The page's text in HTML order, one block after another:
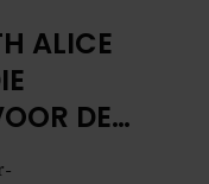
ALICE
DE